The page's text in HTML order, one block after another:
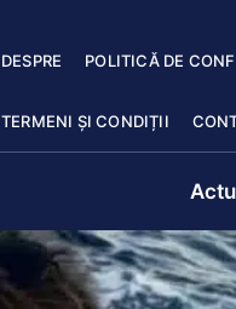
DESPRE POLITICĂ DE
TERMENI ȘI CONDIȚII